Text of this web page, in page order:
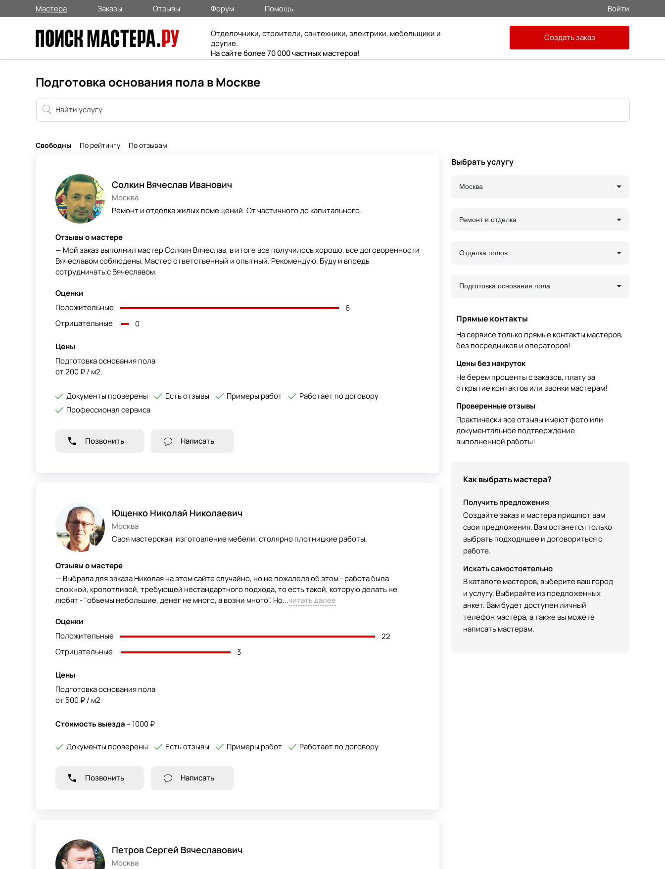
Мастера Заказы Отзывы Форум Помощь Войти
Отделочники, строители, сантехники, электрики, мебельщики и
другие.
На сайте более 70 000 частных мастеров!
Создать заказ
Подготовка основания пола в Москве
Свободны По рейтингу По отзывам
Солкин Вячеслав Иванович
Москва
Ремонт и отделка жилых помещений. От частичного до капитального.
Отзывы о мастере
— Мой заказ выполнил мастер Солкин Вячеслав, в итоге все получилось хорошо, все договоренности
Вячеславом соблюдены. Мастер ответственный и опытный. Рекомендую. Буду и впредь
сотрудничать с Вячеславом.
Оценки
Положительные
6
Отрицательные
0
Цены
Подготовка основания пола
от 200 ₽ / м2.
Документы проверены Есть отзывы Примеры работ
Работает по договору
Профессионал сервиса
Позвонить Написать
Ющенко Николай Николаевич
Москва
Своя мастерская, изготовление мебели, столярно плотницкие работы.
Отзывы о мастере
— Выбрала для заказа Николая на этом сайте случайно, но не пожалела об этом - работа была
сложной, кропотливой, требующей нестандартного подхода, то есть такой, которую делать не
любят - "объемы небольшие, денег не много, а возни много". Но...читать далее
Оценки
Положительные
22
Отрицательные
3
Цены
Подготовка основания пола
от 500 ₽ / м2
Стоимость выезда – 1000 ₽
Документы проверены Есть отзывы Примеры работ Работает по договору
Позвонить Написать
Петров Сергей Вячеславович
Москва
Выбрать услугу
Москва
Ремонт и отделка
Отделка полов
Подготовка основания пола
Прямые контакты
На сервисе только прямые контакты мастеров,
без посредников и операторов!
Цены без накруток
Не берем проценты с заказов, плату за
открытие контактов или звонки мастерам!
Проверенные отзывы
Практически все отзывы имеют фото или
документальное подтверждение
выполненной работы!
Как выбрать мастера?
Получить предложения
Создайте заказ и мастера пришлют вам
свои предложения. Вам останется только
выбрать подходящее и договориться о
работе.
Искать самостоятельно
В каталоге мастеров, выберите ваш город
и услугу. Выбирайте из предложенных
анкет. Вам будет доступен личный
телефон мастера, а также вы можете
написать мастерам.